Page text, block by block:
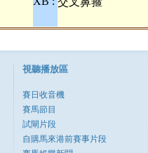
視聽播放區
賽日收音機
賽馬節目
試閘片段
自購馬來港前賽事片段